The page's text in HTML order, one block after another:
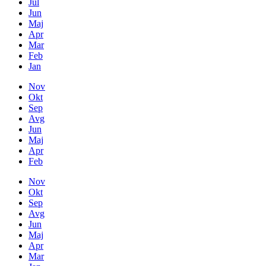
Jun
Maj
Apr
Mar
Feb
Jan
Nov
Okt
Sep
Avg
Jun
Maj
Apr
Feb
Nov
Okt
Sep
Avg
Jun
Maj
Apr
Mar